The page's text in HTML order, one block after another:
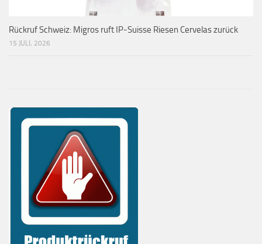
Rückruf Schweiz: Migros ruft IP-Suisse Riesen Cervelas zurück
15 JULI, 2026